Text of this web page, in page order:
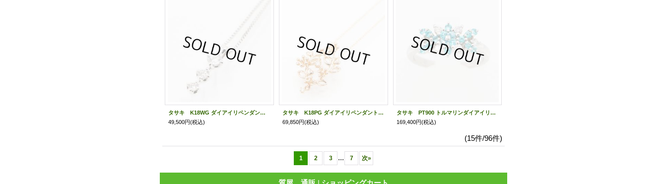
タサキ K18WG ダイアイリペンダントネックレス 0.19ct 2.50g
49,500円(税込)
タサキ K18PG ダイアイリペンダントネックレス 0.02ct 4.10g
69,850円(税込)
タサキ PT900 トルマリンダイアイリリング 0.14ct 5.20g
169,400円(税込)
(15件/96件)
1 2 3 ... 7 次»